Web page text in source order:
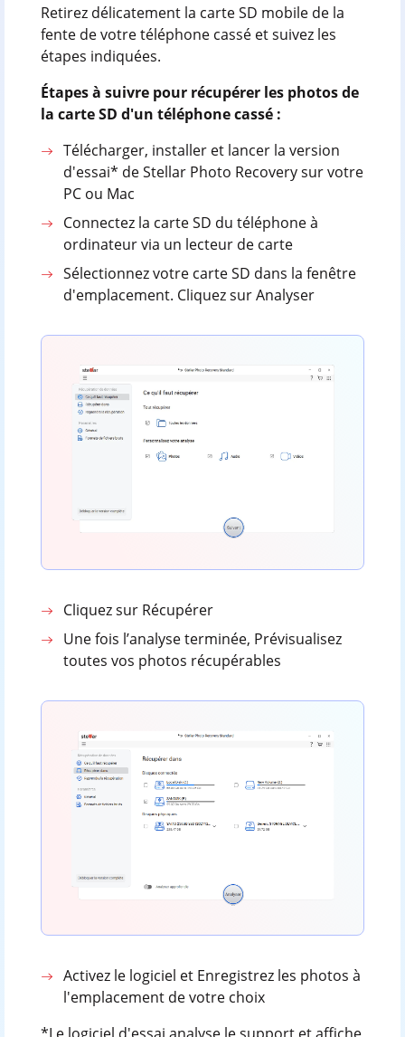
Retirez délicatement la carte SD mobile de la
fente de votre téléphone cassé et suivez les
étapes indiquées.
Étapes à suivre pour récupérer les photos de
la carte SD d'un téléphone cassé :
Télécharger, installer et lancer la version
d'essai* de Stellar Photo Recovery sur votre
PC ou Mac
Connectez la carte SD du téléphone à
ordinateur via un lecteur de carte
Sélectionnez votre carte SD dans la fenêtre
d'emplacement. Cliquez sur Analyser
Cliquez sur Récupérer
Une fois l’analyse terminée, Prévisualisez
toutes vos photos récupérables
Activez le logiciel et Enregistrez les photos à
l'emplacement de votre choix
*Le logiciel d'essai analyse le support et affiche